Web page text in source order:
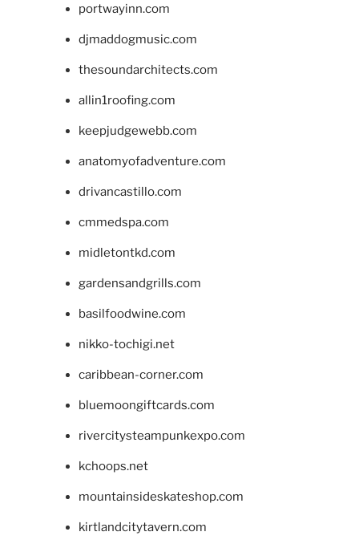
portwayinn.com
djmaddogmusic.com
thesoundarchitects.com
allin1roofing.com
keepjudgewebb.com
anatomyofadventure.com
drivancastillo.com
cmmedspa.com
midletontkd.com
gardensandgrills.com
basilfoodwine.com
nikko-tochigi.net
caribbean-corner.com
bluemoongiftcards.com
rivercitysteampunkexpo.com
kchoops.net
mountainsideskateshop.com
kirtlandcitytavern.com